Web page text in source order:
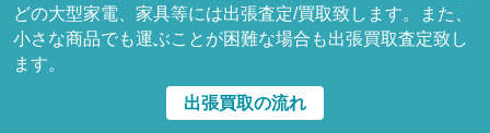
どの大型家電、家具等には出張査定/買取致します。また、
小さな商品でも運ぶことが困難な場合も出張買取査定致し
ます。
出張買取の流れ